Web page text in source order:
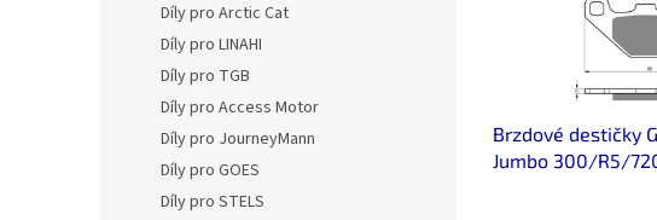
Díly pro Arctic Cat
Díly pro LINAHI
Díly pro TGB
Díly pro Access Motor
Díly pro JourneyMann
Díly pro GOES
Díly pro STELS
Brzdové destičky
Jumbo 300/R5/